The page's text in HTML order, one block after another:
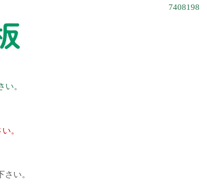
7408198
。
。
い。